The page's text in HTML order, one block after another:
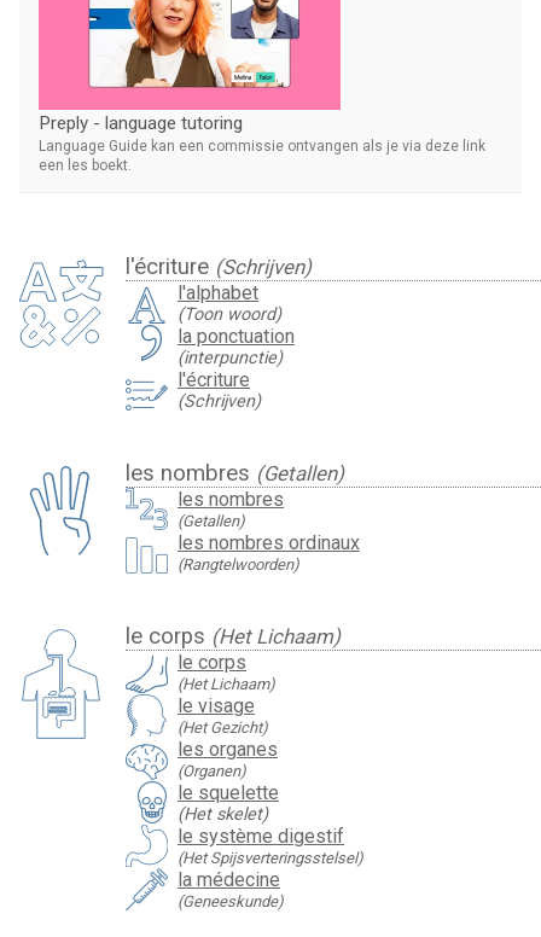
l'écriture (Schrijven)
l'alphabet
(Toon woord)
la ponctuation
(interpunctie)
l'écriture
(Schrijven)
les nombres (Getallen)
les nombres
(Getallen)
les nombres ordinaux
(Rangtelwoorden)
le corps (Het Lichaam)
le corps
(Het Lichaam)
le visage
(Het Gezicht)
les organes
(Organen)
le squelette
(Het skelet)
le système digestif
(Het Spijsverteringsstelsel)
la médecine
(Geneeskunde)
Preply - language tutoring
Language Guide kan een commissie ontvangen als je via deze link
een les boekt.